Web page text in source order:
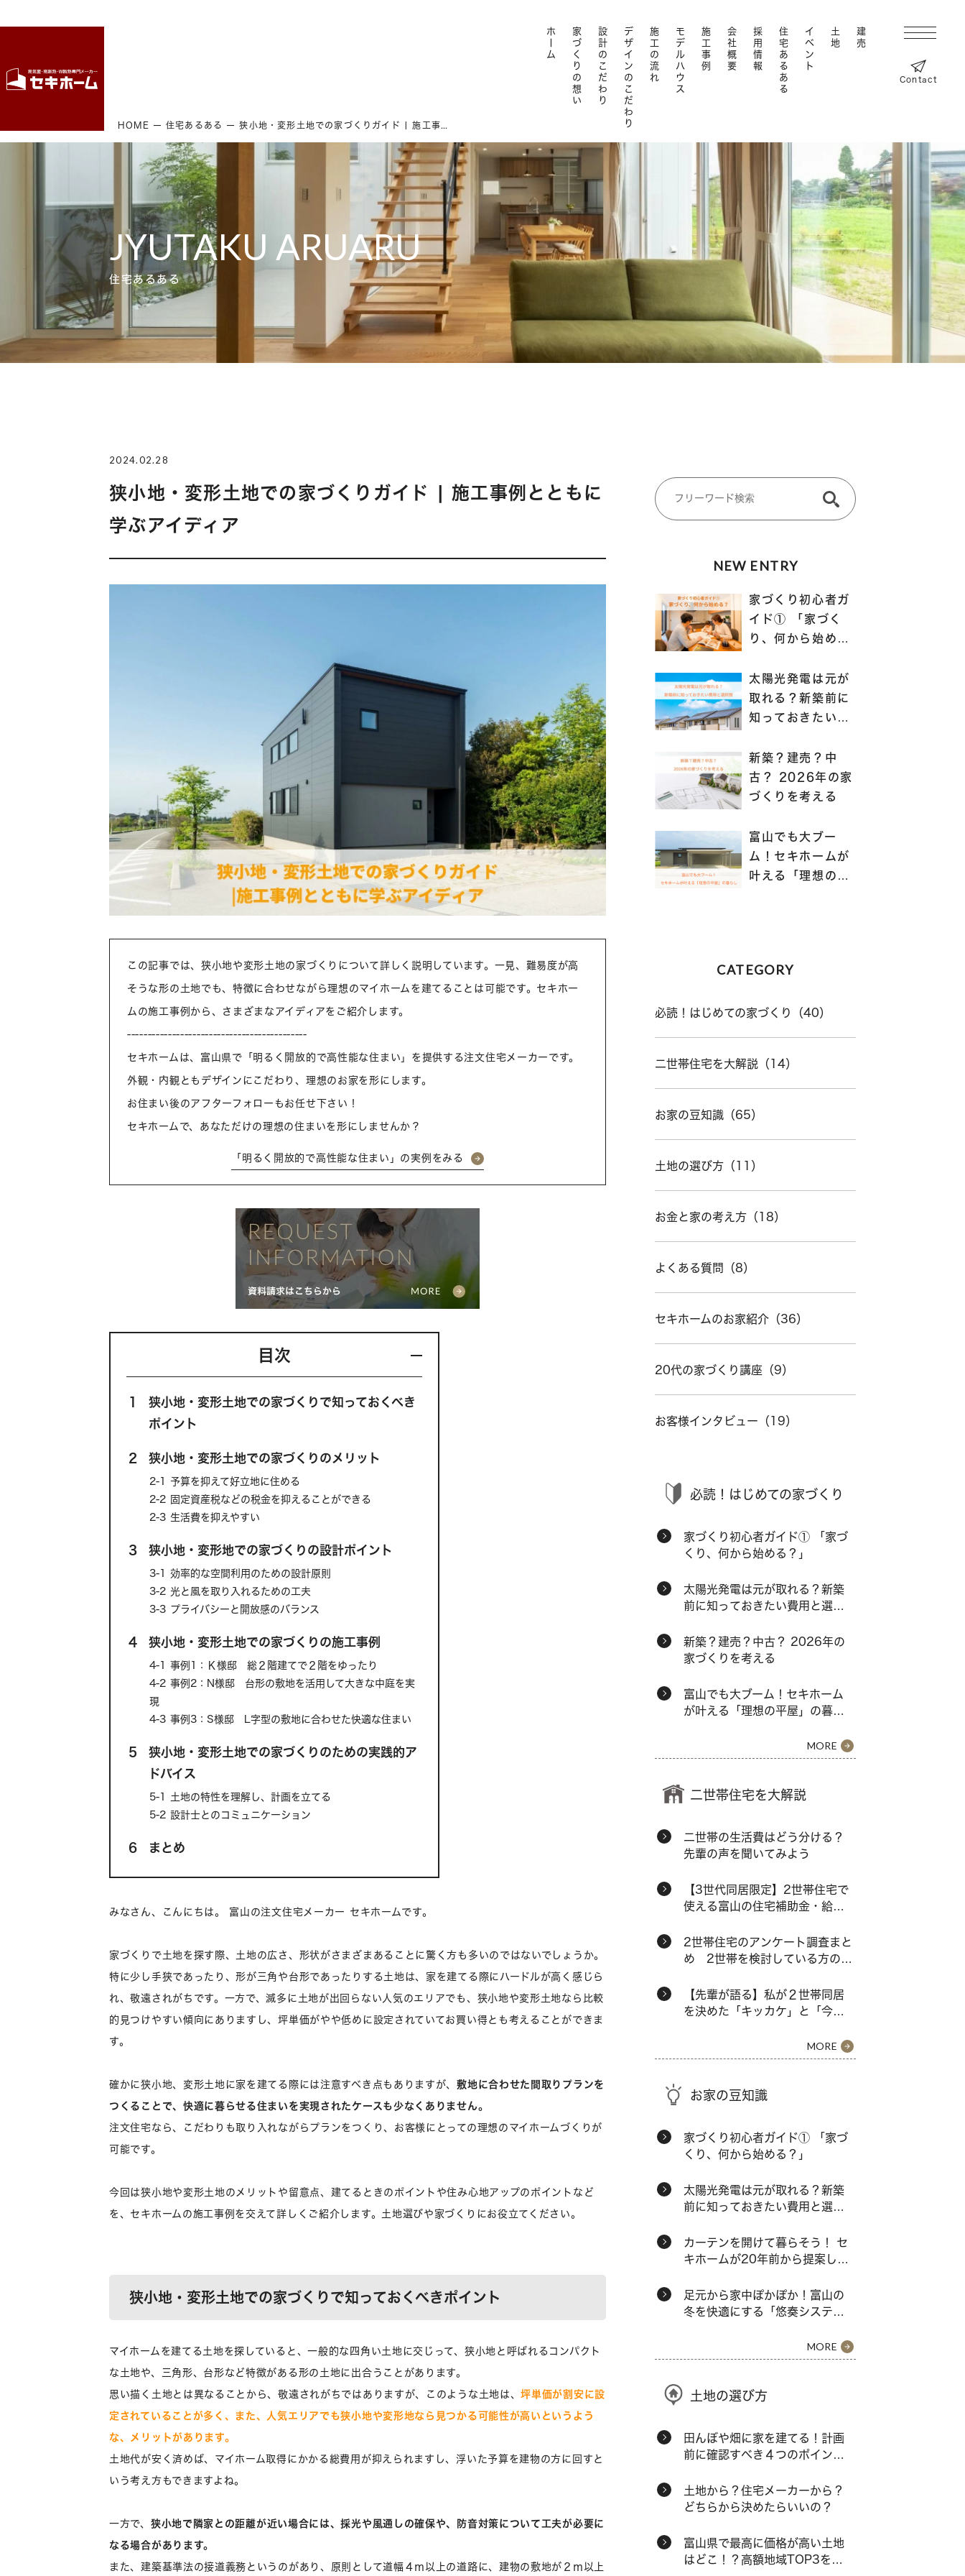
ホーム 家づくりの想い 設計のこだわり デザインのこだわり 施工の流れ モデルハウス 施工事例 会社概要 採用情報 住宅あるある イベント 土地 建売
Contact
HOME 住宅あるある
JYUTAKU ARUARU
住宅あるある
2024.02.28
狭小地・変形土地での家づくりガイド | 施工事例とともに
学ぶアイディア
この記事では、狭小地や変形土地の家づくりについて詳しく説明しています。一見、難易度が高
そうな形の土地でも、特徴に合わせながら理想のマイホームを建てることは可能です。セキホー
ムの施工事例から、さまざまなアイディアをご紹介します。
--------------------------------------------
セキホームは、富山県で「明るく開放的で高性能な住まい」を提供する注文住宅メーカーです。
外観・内観ともデザインにこだわり、理想のお家を形にします。
お住まい後のアフターフォローもお任せ下さい！
セキホームで、あなただけの理想の住まいを形にしませんか？
「明るく開放的で高性能な住まい」の実例をみる
目次
1
狭小地・変形土地での家づくりで知っておくべき
ポイント
2 狭小地・変形土地での家づくりのメリット
2-1
予算を抑えて好立地に住める
2-2
固定資産税などの税金を抑えることができる
2-3 生活費を抑えやすい
3 狭小地・変形地での家づくりの設計ポイント
3-1
効率的な空間利用のための設計原則
3-2 光と風を取り入れるための工夫
3-3 プライバシーと開放感のバランス
4 狭小地・変形土地での家づくりの施工事例
4-1
事例1：Ｋ様邸 総２階建てで２階をゆったり
4-2 事例2：N様邸 台形の敷地を活用して大きな中庭を実
現
4-3 事例3：S様邸 L字型の敷地に合わせた快適な住まい
5
狭小地・変形土地での家づくりのための実践的ア
ドバイス
5-1
土地の特性を理解し、計画を立てる
5-2 設計士とのコミュニケーション
6 まとめ
みなさん、こんにちは。 富山の注文住宅メーカー セキホームです。
家づくりで土地を探す際、土地の広さ、形状がさまざまあることに驚く方も多いのではないでしょうか。
特に少し手狭であったり、形が三角や台形であったりする土地は、家を建てる際にハードルが高く感じら
れ、敬遠されがちです。一方で、滅多に土地が出回らない人気のエリアでも、狭小地や変形土地なら比較
的見つけやすい傾向にありますし、坪単価がやや低めに設定されていてお買い得とも考えることができま
す。
確かに狭小地、変形土地に家を建てる際には注意すべき点もありますが、敷地に合わせた間取りプランを
つくることで、快適に暮らせる住まいを実現されたケースも少なくありません。
注文住宅なら、こだわりも取り入れながらプランをつくり、お客様にとっての理想のマイホームづくりが
可能です。
今回は狭小地や変形土地のメリットや留意点、建てるときのポイントや住み心地アップのポイントなど
を、セキホームの施工事例を交えて詳しくご紹介します。土地選びや家づくりにお役立てください。
狭小地・変形土地での家づくりで知っておくべきポイント
マイホームを建てる土地を探していると、一般的な四角い土地に交じって、狭小地と呼ばれるコンパクト
な土地や、三角形、台形など特徴がある形の土地に出合うことがあります。
思い描く土地とは異なることから、敬遠されがちではありますが、このような土地は、坪単価が割安に設
定されていることが多く、また、人気エリアでも狭小地や変形地なら見つかる可能性が高いというよう
な、メリットがあります。
土地代が安く済めば、マイホーム取得にかかる総費用が抑えられますし、浮いた予算を建物の方に回すと
いう考え方もできますよね。
一方で、 狭小地で隣家との距離が近い場合には、採光や風通しの確保や、防音対策について工夫が必要に
なる場合があります。
また、建築基準法の接道義務というのがあり、原則として道幅４ｍ以上の道路に、建物の敷地が２ｍ以上
NEW ENTRY
家づくり初心者ガ
イド① 「家づく
り、何から始め
太陽光発電は元が
取れる？新築前に
知っておきたい費
新築？建売？中
古？ 2026年の家
づくりを考える
富山でも大ブー
ム！セキホームが
叶える「理想の平
CATEGORY
必読！はじめての家づくり（40）
二世帯住宅を大解説（14）
お家の豆知識（65）
土地の選び方（11）
お金と家の考え方（18）
よくある質問（8）
セキホームのお家紹介（36）
20代の家づくり講座（9）
お客様インタビュー（19）
必読！はじめての家づくり
家づくり初心者ガイド① 「家づ
くり、何から始める？」
太陽光発電は元が取れる？新築
前に知っておきたい費用と選択
新築？建売？中古？ 2026年の
家づくりを考える
富山でも大ブーム！セキホーム
が叶える「理想の平屋」の暮ら
MORE
二世帯住宅を大解説
二世帯の生活費はどう分ける？
先輩の声を聞いてみよう
【3世代同居限定】2世帯住宅で
使える富山の住宅補助金・給付
2世帯住宅のアンケート調査まと
め 2世帯を検討している方の本
【先輩が語る】私が２世帯同居
を決めた「キッカケ」と「今の
MORE
お家の豆知識
家づくり初心者ガイド① 「家づ
くり、何から始める？」
太陽光発電は元が取れる？新築
前に知っておきたい費用と選択
カーテンを開けて暮らそう！ セ
キホームが20年前から提案し続
足元から家中ぽかぽか！富山の
冬を快適にする「悠奏システ
MORE
土地の選び方
田んぼや畑に家を建てる！計画
前に確認すべき４つのポイント
土地から？住宅メーカーから？
どちらから決めたらいいの？
富山県で最高に価格が高い土地
はどこ！？高額地域TOP3を大